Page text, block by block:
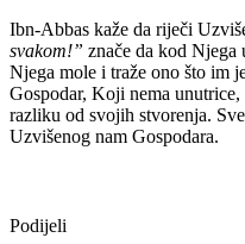
Ibn-Abbas kaže da riječi
svakom!” znače da kod Njega
Njega mole i traže ono što im
Gospodar, Koji nema unutrice,
razliku od svojih stvorenja.
Uzvišenog nam Gospodara.
Podijeli